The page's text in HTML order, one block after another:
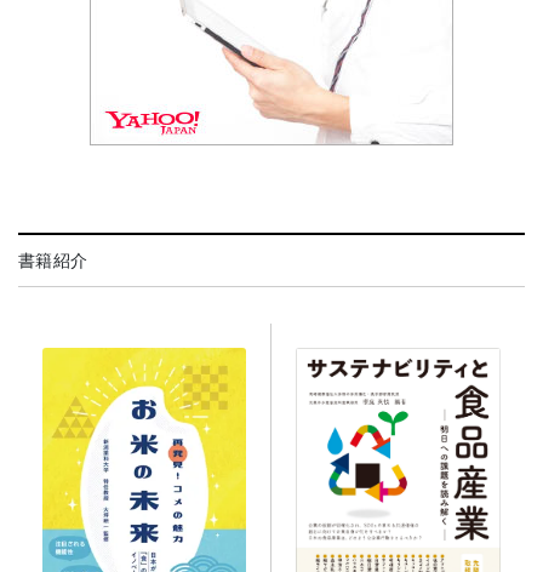
書籍紹介